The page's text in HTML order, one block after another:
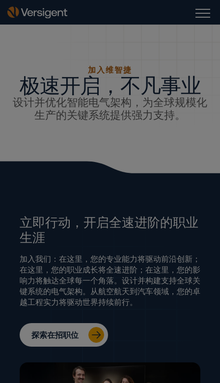
加入维智捷
极速开启，不凡事业
设计并优化智能电气架构，为全球规模化
生产的关键系统提供强力支持。
立即行动，开启全速进阶的职业
生涯
加入我们：在这里，您的专业能力将驱动前沿创新；
在这里，您的职业成长将全速进阶；在这里，您的影
响力将触达全球每一个角落。设计并构建支持全球关
键系统的电气架构。从航空航天到汽车领域，您的卓
越工程实力将驱动世界持续前行。
探索在招职位